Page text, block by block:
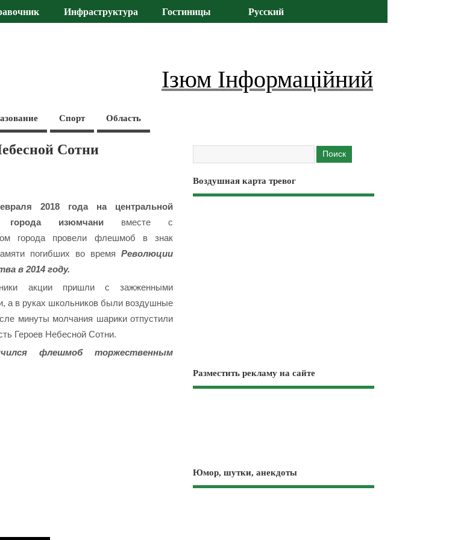
Инфраструктура Гостиницы Русский
Ізюм Інформаційний
Спорт Область
Сотни
2018 года на центральной
города изюмчани вместе с
города провели флешмоб в знак
погибших во времяРеволюции
в 2014 году.
акции пришли с зажженными
а в руках школьников были воздушные
минуты молчания шарики отпустили
Героев Небесной Сотни.
флешмоб торжественным
Воздушная карта тревог
Разместить рекламу на сайте
Юмор, шутки, анекдоты